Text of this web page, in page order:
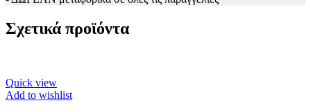
Σχετικά προϊόντα
Quick view
Add to wishlist